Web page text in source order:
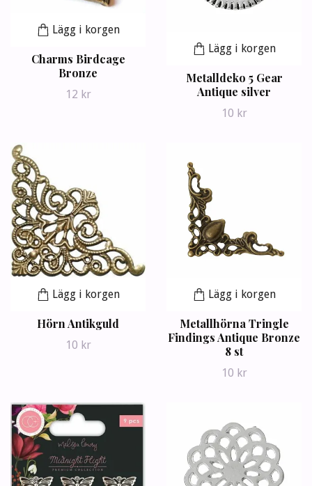
Lägg i korgen
Charms Birdcage
Bronze
12 kr
Lägg i korgen
Metalldeko 5 Gear
Antique silver
10 kr
Lägg i korgen
Hörn Antikguld
10 kr
Lägg i korgen
Metallhörna Tringle
Findings Antique Bronze
8 st
10 kr